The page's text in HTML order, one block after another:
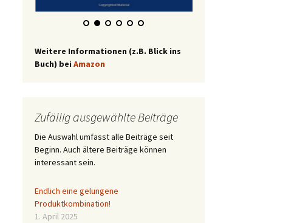
Weitere Informationen (z.B. Blick ins
Buch) bei Amazon
Zufällig ausgewählte Beiträge
Die Auswahl umfasst alle Beiträge seit
Beginn. Auch ältere Beiträge können
interessant sein.
Endlich eine gelungene
Produktkombination!
1. April 2025